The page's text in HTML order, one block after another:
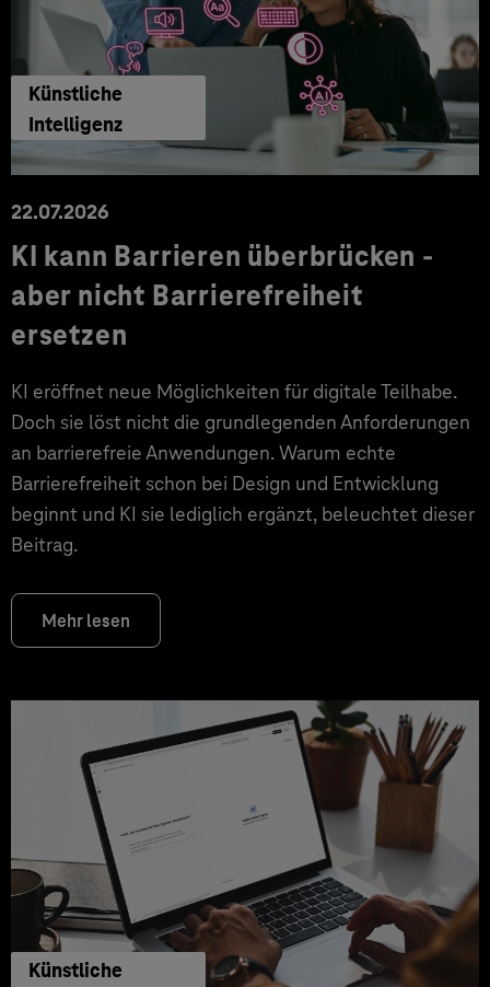
Künstliche
Intelligenz
22.07.2026
KI kann Barrieren überbrücken -
aber nicht Barrierefreiheit
ersetzen
KI eröffnet neue Möglichkeiten für digitale Teilhabe.
Doch sie löst nicht die grundlegenden Anforderungen
an barrierefreie Anwendungen. Warum echte
Barrierefreiheit schon bei Design und Entwicklung
beginnt und KI sie lediglich ergänzt, beleuchtet dieser
Beitrag.
Mehr lesen
Künstliche